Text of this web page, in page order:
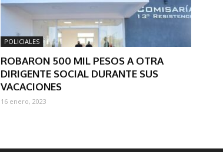
POLICIALES
ROBARON 500 MIL PESOS A OTRA
DIRIGENTE SOCIAL DURANTE SUS
VACACIONES
16 enero, 2023